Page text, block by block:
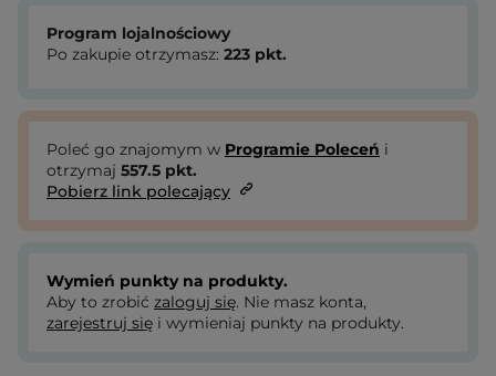
Program lojalnościowy
Po zakupie otrzymasz: 223 pkt.
Poleć go znajomym w Programie Poleceń i
otrzymaj 557.5 pkt.
Pobierz link polecający
Wymień punkty na produkty.
Aby to zrobić zaloguj się. Nie masz konta,
zarejestruj się i wymieniaj punkty na produkty.